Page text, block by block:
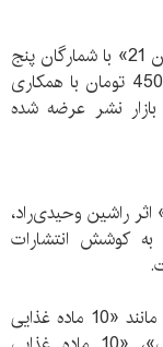
سومین چاپ کتاب «معجزه تناسب اندام در قرن 21» با شمارگان پنج
هزار نسخه در 48 صفحه، به بهای دو هزار و 450 تومان با همکاری
نشر عرضه شده
اثر راشین وحیدی‌راد،
و رژیم‌درمانی در 14 فصل به کوشش انتشارات
خوانندگان در 14 فصل این کتاب با موضوعاتی مانند «10 ماده غذایی